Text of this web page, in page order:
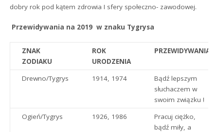
dobry rok pod kątem zdrowia I sfery społeczno- zawodowej.
Przewidywania na 2019 w znaku Tygrysa
ZNAK
ZODIAKU
ROK
URODZENIA
PRZEWIDYWANIA
Drewno/Tygrys 1914, 1974
Bądź lepszym
słuchaczem w
swoim związku !
Ogień/Tygrys
1926, 1986
Pracuj ciężko,
bądź miły, a